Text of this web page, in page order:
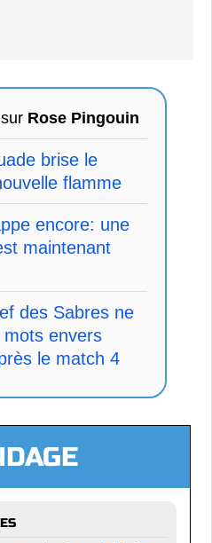
Rose Pingouin
brise le
flamme
encore: une
maintenant
des Sabres ne
envers
le match 4